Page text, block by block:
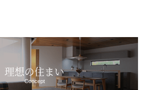
理想の住まい
Concept